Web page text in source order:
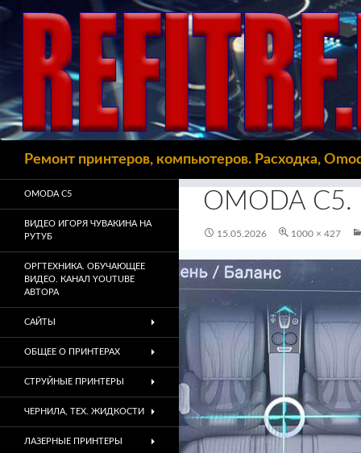
Ремонт принтеров, компьютеров. Расходка,
OMODA
15.05.2026 1000 × 427
OMODA C5
ВИДЕО ИГОРЯ ЧУВАКИНА НА
РУТУБ
ОРГТЕХНИКА. ОБУЧАЮЩЕЕ
ВИДЕО. КАНАЛ YOUTUBE
АВТОРА
САЙТЫ
ОБЩЕЕ О ПРИНТЕРАХ
СТРУЙНЫЕ ПРИНТЕРЫ
ЧЕРНИЛА, ТЕХ. ЖИДКОСТИ
ЛАЗЕРНЫЕ ПРИНТЕРЫ